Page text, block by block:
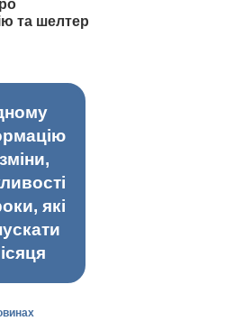
та шелтер
які